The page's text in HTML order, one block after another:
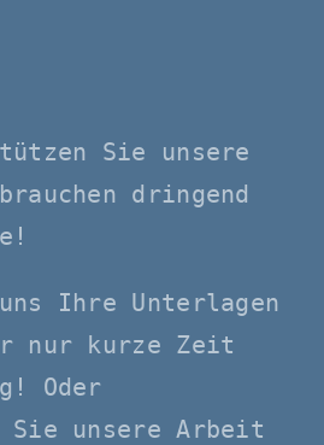
Sie unsere
dringend
Ihre Unterlagen
nur kurze Zeit
Oder
Sie unsere Arbeit